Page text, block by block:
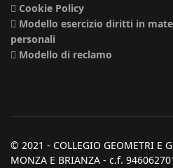
Cookie Policy
Modello esercizio diritti in
personali
Modello di reclamo
© 2021 - COLLEGIO GEOMETRI E
MONZA E BRIANZA - c.f.